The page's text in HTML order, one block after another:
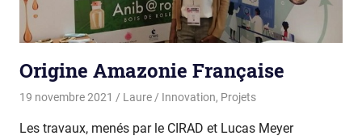
Origine Amazonie Française
19 novembre 2021 Laure Innovation, Projets
Les travaux, menés par le CIRAD et Lucas Meyer